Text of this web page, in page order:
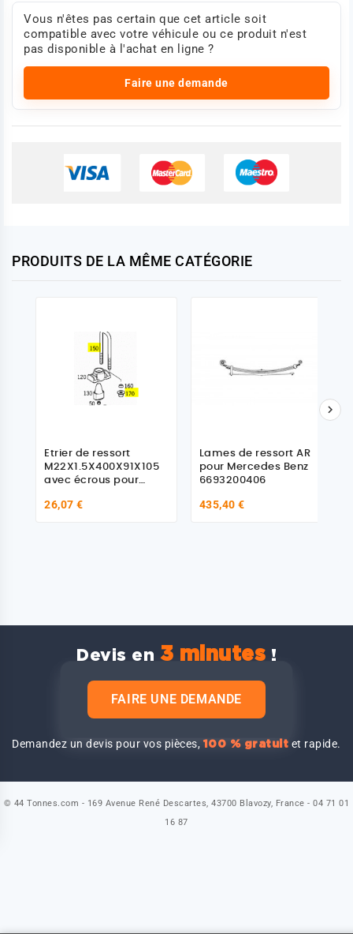
Vous n'êtes pas certain que cet article soit
compatible avec votre véhicule ou ce produit n'est
pas disponible à l'achat en ligne ?
Faire une demande
PRODUITS DE LA MÊME CATÉGORIE
Etrier de ressort
M22X1.5X400X91X105
avec écrous pour
9333310125
26,07 €
Lames de ressort AR
pour Mercedes Benz
6693200406
435,40 €

Devis en 3 minutes !
FAIRE UNE DEMANDE
Demandez un devis pour vos pièces,100 % gratuit et rapide.
© 44 Tonnes.com - 169 Avenue René Descartes, 43700 Blavozy, France - 04 71 01
16 87